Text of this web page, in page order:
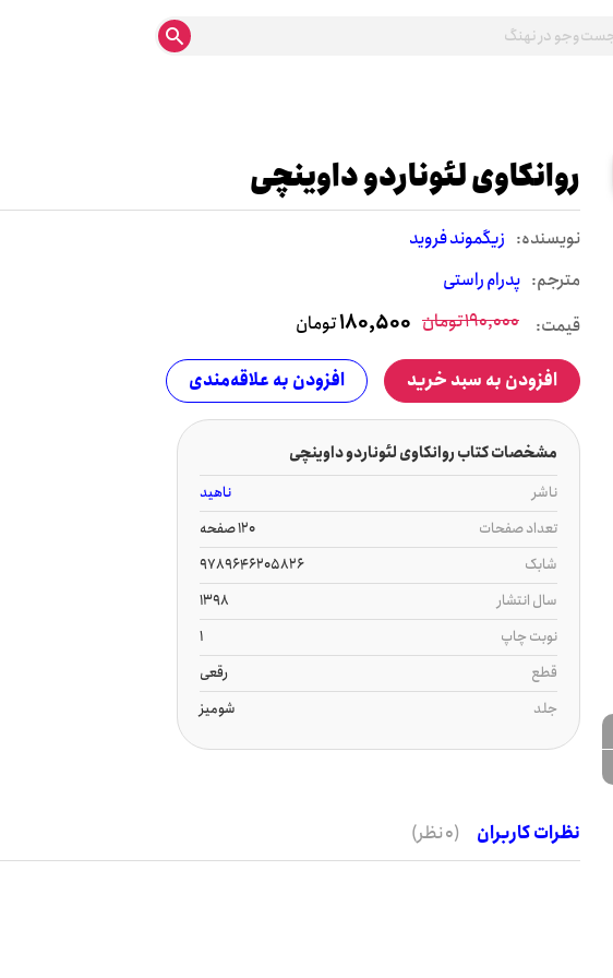
روانکاوی لئوناردو داوینچی
نويسنده: زیگموند فروید
مترجم: پدرام راستی
قیمت: 190,000تومان 180,500تومان
افزودن به سبد خرید افزودن به علاقه‌مندی
مشخصات کتاب روانکاوی لئوناردو داوینچی
ناشر
ناهید
تعداد صفحات
120 صفحه
شابک
9789646205826
سال انتشار
1398
نوبت چاپ
1
قطع
رقعی
جلد
شومیز
نظرات کاربران (0 نظر)